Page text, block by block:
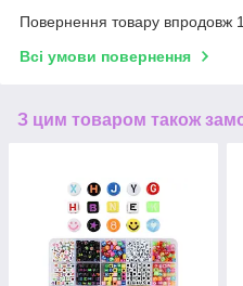
Повернення товару впродовж
Всі умови повернення
З цим товаром також